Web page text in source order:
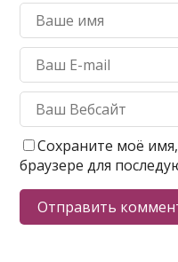
Сохраните моё
браузере для